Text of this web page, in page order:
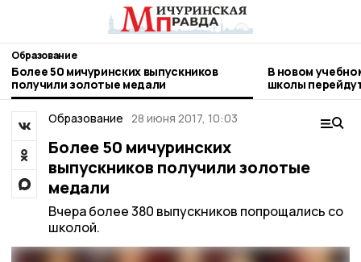
Образование
Более 50 мичуринских выпускников
получили золотые медали
В новом
школы
Образование 28 июня 2017, 10:03
Более 50 мичуринских
выпускников получили золотые
медали
Вчера более 380 выпускников попрощались со
школой.